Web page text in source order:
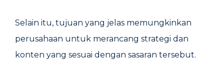
Selain itu, tujuan yang jelas memungkinkan
perusahaan untuk merancang strategi dan
konten yang sesuai dengan sasaran tersebut.